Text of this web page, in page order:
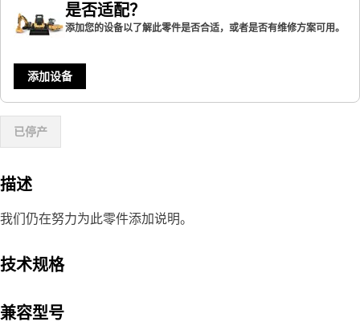
是否适配？
添加您的设备以了解此零件是否合适，或者是否有维修方案可用。
添加设备
已停产
描述
我们仍在努力为此零件添加说明。
技术规格
兼容型号